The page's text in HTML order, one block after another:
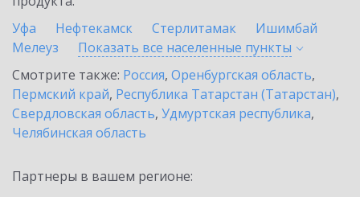
Уфа
Нефтекамск Стерлитамак
Ишимбай
Мелеуз
Показать все населенные пункты
Смотрите также: Россия, Оренбургская область,
Пермский край, Республика Татарстан (Татарстан),
Свердловская область, Удмуртская республика,
Челябинская область
Партнеры в вашем регионе: